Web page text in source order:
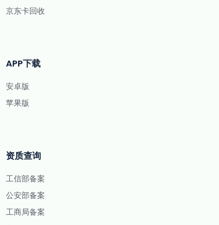
京东卡回收
APP下载
安卓版
苹果版
资质查询
工信部备案
公安部备案
工商局备案